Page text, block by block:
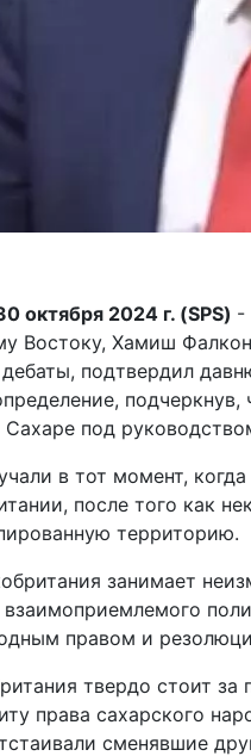
октября 2024 г. (SPS) -
Востоку, Хамиш
подтвердил
под
в тот момент,
после того как
территорию.
занимает
взаимоприемлемого
правом и
твердо стоит
права сахарского
сменявшие